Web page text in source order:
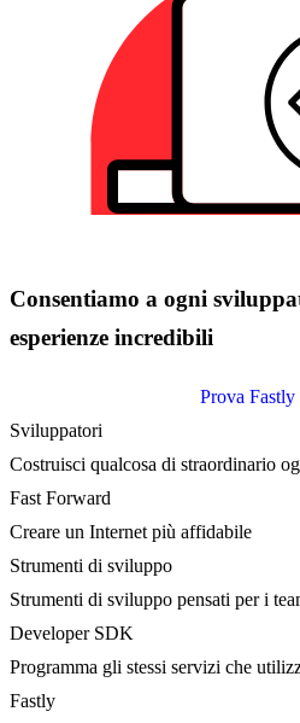
Consentiamo a ogni
esperienze incredibili
Prova Fastly
Sviluppatori
Costruisci qualcosa di straordinario
Fast Forward
Creare un Internet più affidabile
Strumenti di sviluppo
Strumenti di sviluppo pensati per i
Developer SDK
Programma gli stessi servizi che
Fastly